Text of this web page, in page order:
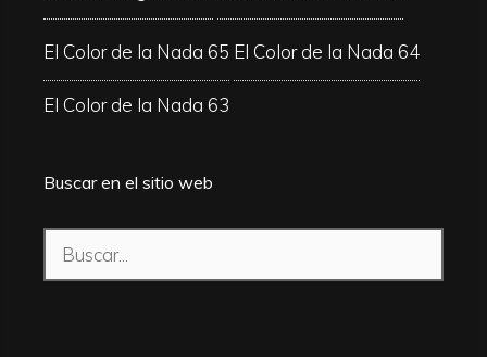
El Color de la Nada 65 El Color de la Nada 64
El Color de la Nada 63
Buscar en el sitio web
Buscar: